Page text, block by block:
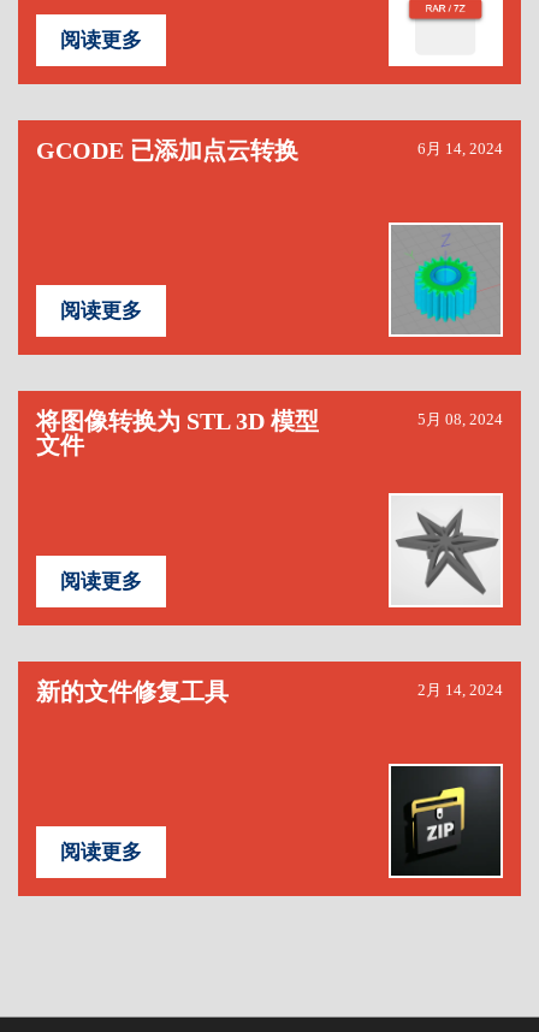
阅读更多
GCODE 已添加点云转换 6月 14, 2024
阅读更多
将图像转换为 STL 3D 模型
文件
5月 08, 2024
阅读更多
新的文件修复工具 2月 14, 2024
阅读更多